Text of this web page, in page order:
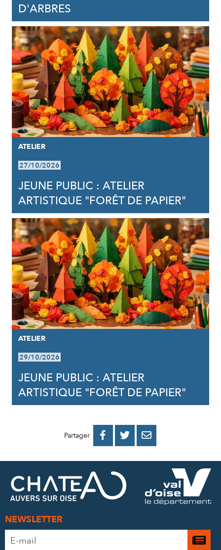
D'ARBRES
ATELIER
27/10/2026
JEUNE PUBLIC : ATELIER
ARTISTIQUE "FORÊT DE PAPIER"
ATELIER
29/10/2026
JEUNE PUBLIC : ATELIER
ARTISTIQUE "FORÊT DE PAPIER"
Partager 
PARTAGER
FACEBOOK
PARTAGER
PARTAGER
MAIL
NEWSLETTER
Adresse
Je